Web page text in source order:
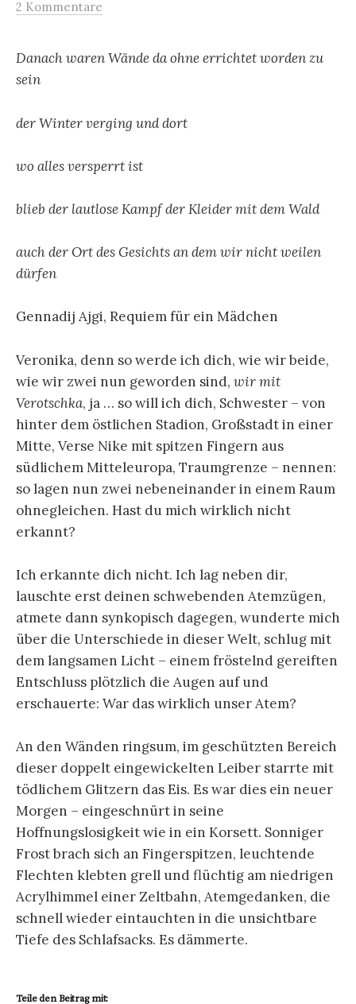
2 Kommentare
Danach waren Wände da ohne errichtet worden zu
sein
der Winter verging und dort
wo alles versperrt ist
blieb der lautlose Kampf der Kleider mit dem Wald
auch der Ort des Gesichts an dem wir nicht weilen
dürfen
Gennadij Ajgi, Requiem für ein Mädchen
Veronika, denn so werde ich dich, wie wir beide,
wie wir zwei nun geworden sind, wir mit
Verotschka, ja … so will ich dich, Schwester – von
hinter dem östlichen Stadion, Großstadt in einer
Mitte, Verse Nike mit spitzen Fingern aus
südlichem Mitteleuropa, Traumgrenze – nennen:
so lagen nun zwei nebeneinander in einem Raum
ohnegleichen. Hast du mich wirklich nicht
erkannt?
Ich erkannte dich nicht. Ich lag neben dir,
lauschte erst deinen schwebenden Atemzügen,
atmete dann synkopisch dagegen, wunderte mich
über die Unterschiede in dieser Welt, schlug mit
dem langsamen Licht – einem fröstelnd gereiften
Entschluss plötzlich die Augen auf und
erschauerte: War das wirklich unser Atem?
An den Wänden ringsum, im geschützten Bereich
dieser doppelt eingewickelten Leiber starrte mit
tödlichem Glitzern das Eis. Es war dies ein neuer
Morgen – eingeschnürt in seine
Hoffnungslosigkeit wie in ein Korsett. Sonniger
Frost brach sich an Fingerspitzen, leuchtende
Flechten klebten grell und flüchtig am niedrigen
Acrylhimmel einer Zeltbahn, Atemgedanken, die
schnell wieder eintauchten in die unsichtbare
Tiefe des Schlafsacks. Es dämmerte.
Teile den Beitrag mit: